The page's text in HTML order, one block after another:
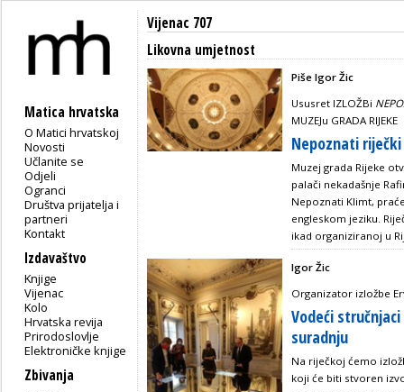
Matica hrvatska
O Matici hrvatskoj
Novosti
Učlanite se
Odjeli
Ogranci
Društva prijatelja i
partneri
Kontakt
Izdavaštvo
Knjige
Vijenac
Kolo
Hrvatska revija
Prirodoslovlje
Elektroničke knjige
Zbivanja
Vijenac 707
Likovna umjetnost
Piše Igor Žic
Ususret IZLOŽBi
MUZEJu GRADA RIJEKE
Nepoznati
Muzej grada Rijeke
palači nekadašnje
Nepoznati Klimt,
engleskom jeziku.
ikad organiziranoj u
Igor Žic
Organizator izložbe
Vodeći
suradnju
Na riječkoj ćemo
koji će biti stvoren